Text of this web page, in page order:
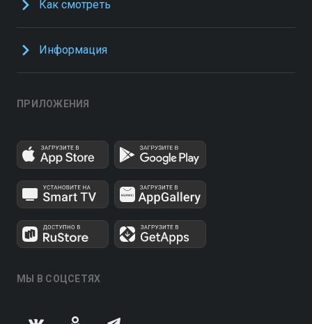
Как смотреть
Информация
ПРИЛОЖЕНИЯ
МЫ В СОЦСЕТЯХ